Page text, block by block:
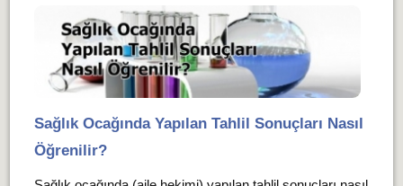
Sağlık Ocağında Yapılan Tahlil Sonuçları Nasıl
Öğrenilir?